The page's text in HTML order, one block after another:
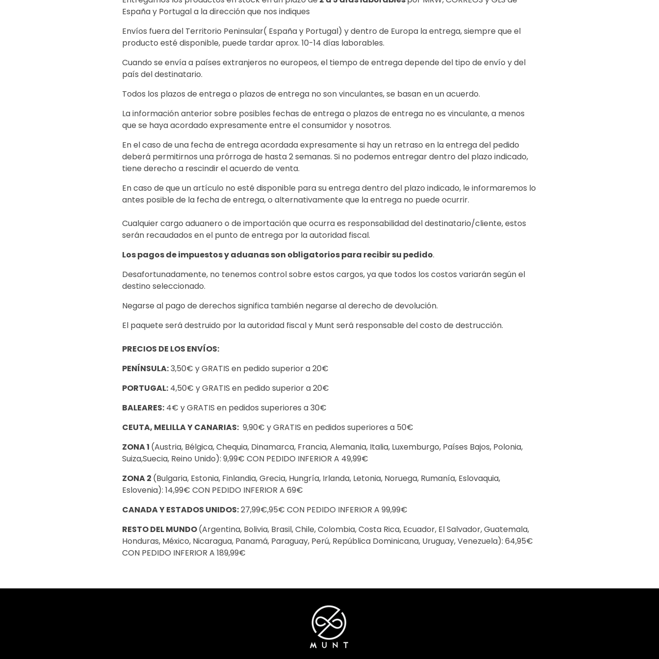
España y Portugal a la dirección que nos indiques
Envíos fuera del Territorio Peninsular( España y Portugal) y dentro de Europa la entrega, siempre que el
producto esté disponible, puede tardar aprox. 10-14 días laborables.
Cuando se envía a países extranjeros no europeos, el tiempo de entrega depende del tipo de envío y del
país del destinatario.
Todos los plazos de entrega o plazos de entrega no son vinculantes, se basan en un acuerdo.
La información anterior sobre posibles fechas de entrega o plazos de entrega no es vinculante, a menos
que se haya acordado expresamente entre el consumidor y nosotros.
En el caso de una fecha de entrega acordada expresamente si hay un retraso en la entrega del pedido
deberá permitirnos una prórroga de hasta 2 semanas. Si no podemos entregar dentro del plazo indicado,
tiene derecho a rescindir el acuerdo de venta.
En caso de que un artículo no esté disponible para su entrega dentro del plazo indicado, le informaremos lo
antes posible de la fecha de entrega, o alternativamente que la entrega no puede ocurrir.
Cualquier cargo aduanero o de importación que ocurra es responsabilidad del destinatario/cliente, estos
serán recaudados en el punto de entrega por la autoridad fiscal.
Los pagos de impuestos y aduanas son obligatorios para recibir su pedido.
Desafortunadamente, no tenemos control sobre estos cargos, ya que todos los costos variarán según el
destino seleccionado.
Negarse al pago de derechos significa también negarse al derecho de devolución.
El paquete será destruido por la autoridad fiscal y Munt será responsable del costo de destrucción.
PRECIOS DE LOS ENVÍOS:
PENÍNSULA:3,50€ y GRATIS en pedido superior a 20€
PORTUGAL:4,50€ y GRATIS en pedido superior a 20€
BALEARES:4€ y GRATIS en pedidos superiores a 30€
CEUTA, MELILLA Y CANARIAS:9,90€ y GRATIS en pedidos superiores a 50€
ZONA 1 (Austria, Bélgica, Chequia, Dinamarca, Francia, Alemania, Italia, Luxemburgo, Países Bajos, Polonia,
Suiza,Suecia, Reino Unido): 9,99€ CON PEDIDO INFERIOR A 49,99€
ZONA 2 (Bulgaria, Estonia, Finlandia, Grecia, Hungría, Irlanda, Letonia, Noruega, Rumanía, Eslovaquia,
Eslovenia): 14,99€ CON PEDIDO INFERIOR A 69€
CANADA Y ESTADOS UNIDOS:27,99€,95€ CON PEDIDO INFERIOR A 99,99€
RESTO DEL MUNDO(Argentina, Bolivia, Brasil, Chile, Colombia, Costa Rica, Ecuador, El Salvador, Guatemala,
Honduras, México, Nicaragua, Panamá, Paraguay, Perú, República Dominicana, Uruguay, Venezuela): 64,95€
CON PEDIDO INFERIOR A 189,99€